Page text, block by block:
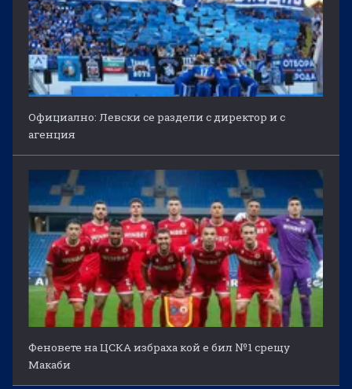
Официално: Левски се раздели с директор и с
агенция
Феновете на ЦСКА избраха кой е бил №1 срещу
Макаби